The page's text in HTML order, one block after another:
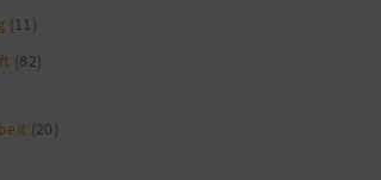
(11)
(82)
(20)